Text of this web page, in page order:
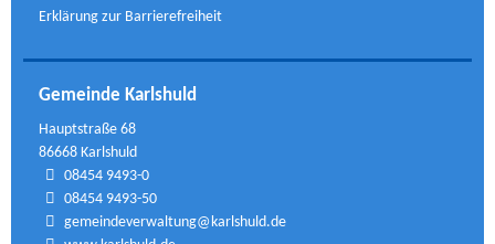
Erklärung zur Barrierefreiheit
Gemeinde Karlshuld
Hauptstraße 68
86668 Karlshuld
08454 9493-0
08454 9493-50
gemeindeverwaltung@karlshuld.de